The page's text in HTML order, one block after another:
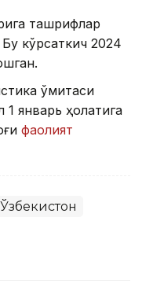
ташрифлар
кўрсаткич 2024
қўмитаси
январь ҳолатига
фаолият
Ўзбекистон